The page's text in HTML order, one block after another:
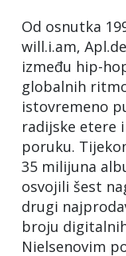
Od osnutka
will.i.am,
između hip-
globalnih
istovremeno
radijske etere
poruku.
35 milijuna
osvojili šest
drugi
broju
Nielsenovim